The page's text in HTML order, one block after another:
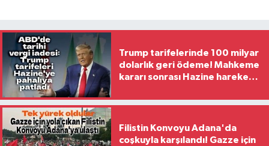
Trump tarifelerinde 100 milyar
dolarlık geri ödeme! Mahkeme
kararı sonrası Hazine harekete
Filistin Konvoyu Adana'da
coşkuyla karşılandı! Gazze için